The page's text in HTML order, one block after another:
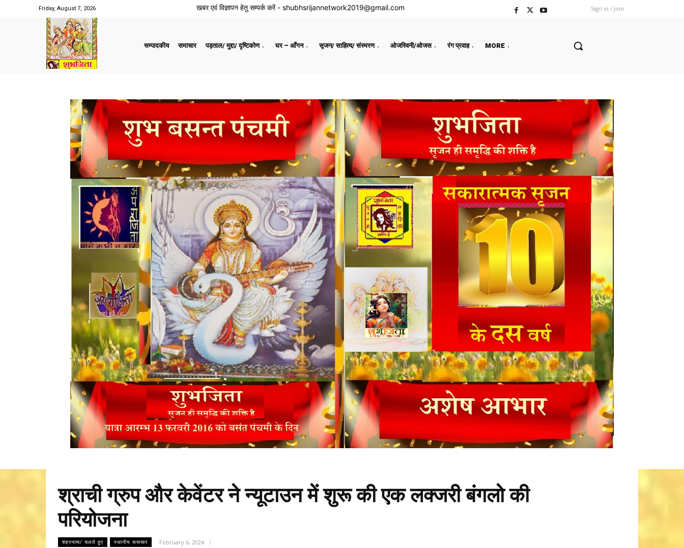
Friday, August 7, 2026 खबर एवं विज्ञापन हेतु सम्पर्क करें - shubhsrijannetwork2019@gmail.com Sign in / Join
सम्पादकीय समाचार पड़ताल/ मुद्दा/ दृष्टिकोण घर – आँगन सृजन/ साहित्य/ संस्मरण ओजस्विनी/ओजस रंग प्रवाह MORE
श्राची ग्रुप और केवेंटर ने न्यूटाउन में शुरू की एक लक्जरी बंगलो की
परियोजना
शहरनामा/ चलते हुए स्थानीय समाचार February 6, 2024